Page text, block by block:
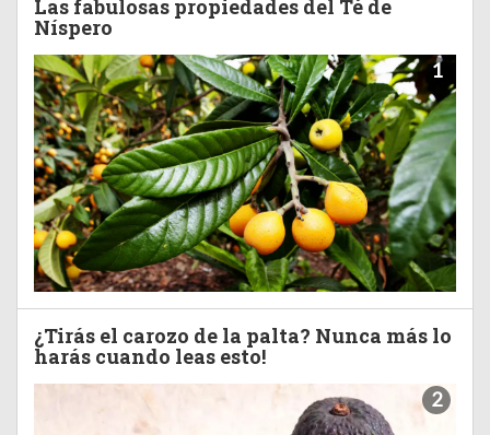
Las fabulosas propiedades del Té de
Níspero
1
¿Tirás el carozo de la palta? Nunca más lo
harás cuando leas esto!
2